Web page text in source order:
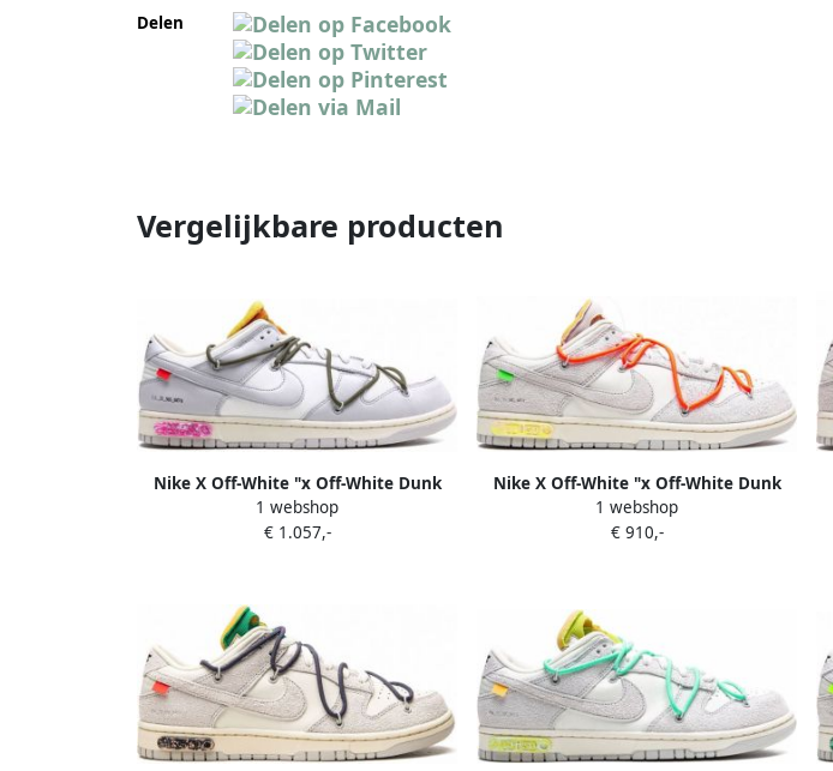
Delen
Vergelijkbare producten
Nike X Off-White "x Off-White Dunk
Low Lot 22 sneakers" Grijs
1 webshop
€ 1.057,-
Nike X Off-White "x Off-White Dunk
Low Lot 11 of 50 sneakers" Beige
1 webshop
€ 910,-